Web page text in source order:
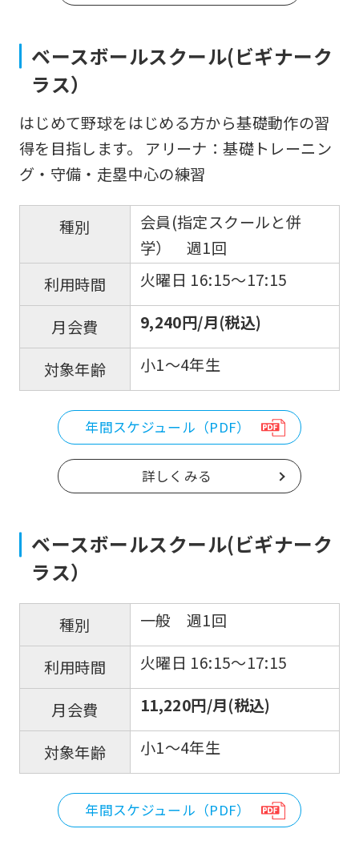
ベースボールスクール(ビギナーク
ラス）
はじめて野球をはじめる方から基礎動作の習
得を目指します。 アリーナ：基礎トレーニン
グ・守備・走塁中心の練習
種別
会員(指定スクールと併
学） 週1回
利用時間
火曜日 16:15〜17:15
月会費 9,240円/月(税込)
対象年齢 小1〜4年生
年間スケジュール（PDF）
詳しくみる
ベースボールスクール(ビギナーク
ラス）
種別 一般 週1回
利用時間 火曜日 16:15〜17:15
月会費 11,220円/月(税込)
対象年齢 小1～4年生
年間スケジュール（PDF）